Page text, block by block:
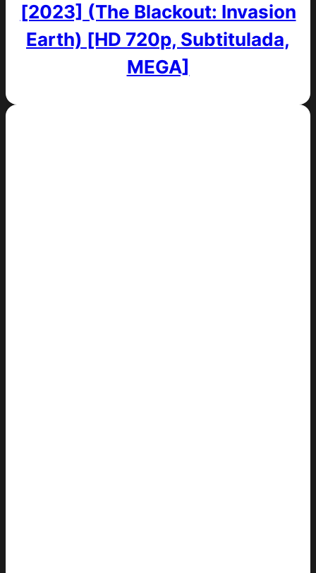
[2023] (The Blackout: Invasion
Earth) [HD 720p, Subtitulada,
MEGA]